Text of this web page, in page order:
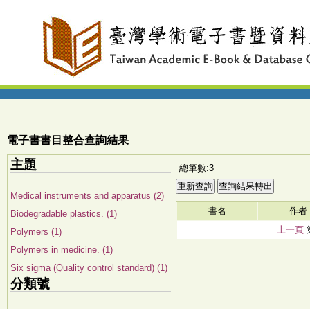
電子書書目整合查詢結果
主題
Medical instruments and apparatus (2)
Biodegradable plastics. (1)
Polymers (1)
Polymers in medicine. (1)
Six sigma (Quality control standard) (1)
分類號
總筆數:3
書名
作者
上一頁